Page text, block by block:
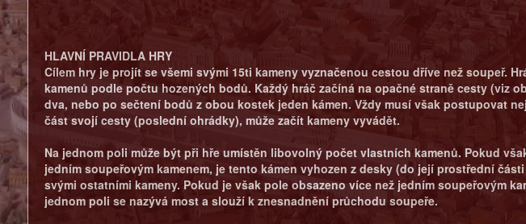
HLAVNÍ PRAVIDLA HRY
Cílem hry je projít se všemi svými 15ti kameny vyznačenou cestou dříve než soupeř.
kamenů podle počtu hozených bodů. Každý hráč začíná na opačné straně cesty (viz
dva, nebo po sečtení bodů z obou kostek jeden kámen. Vždy musí však postupovat
část svojí cesty (poslední ohrádky), může začít kameny vyvádět.
Na jednom poli může být při hře umístěn libovolný počet vlastních kamenů. Pokud
jedním soupeřovým kamenem, je tento kámen vyhozen z desky (do její prostřední
svými ostatními kameny. Pokud je však pole obsazeno více než jedním soupeřovým
jednom poli se nazývá most a slouží k znesnadnění průchodu soupeře.